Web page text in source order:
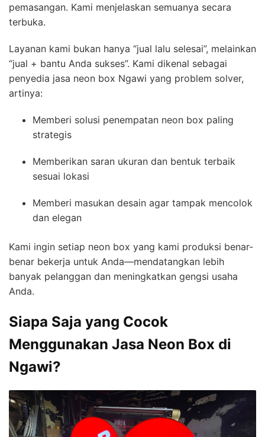
pemasangan. Kami menjelaskan semuanya secara
terbuka.
Layanan kami bukan hanya “jual lalu selesai”, melainkan
“jual + bantu Anda sukses”. Kami dikenal sebagai
penyedia jasa neon box Ngawi yang problem solver,
artinya:
Memberi solusi penempatan neon box paling
strategis
Memberikan saran ukuran dan bentuk terbaik
sesuai lokasi
Memberi masukan desain agar tampak mencolok
dan elegan
Kami ingin setiap neon box yang kami produksi benar-
benar bekerja untuk Anda—mendatangkan lebih
banyak pelanggan dan meningkatkan gengsi usaha
Anda.
Siapa Saja yang Cocok
Menggunakan Jasa Neon Box di
Ngawi?